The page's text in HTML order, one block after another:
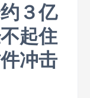
３亿
起住
冲击